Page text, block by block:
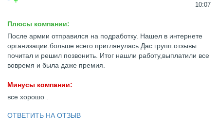
10:07
Плюсы компании:
После армии отправился на подработку. Нашел в интернете
организации.больше всего приглянулась Дас групп.отзывы
почитал и решил позвонить. Итог нашли работу,выплатили все
вовремя и была даже премия.
Минусы компании:
все хорошо .
ОТВЕТИТЬ НА ОТЗЫВ